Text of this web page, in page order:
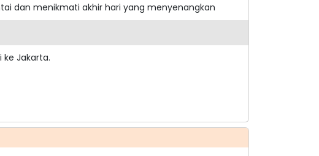
dan menikmati akhir hari yang menyenangkan
Jakarta.